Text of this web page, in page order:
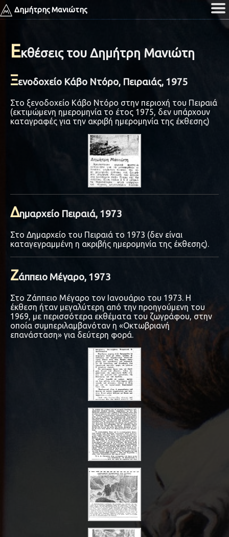
Δημήτρης Μανιώτης
Εκθέσεις του Δημήτρη Μανιώτη
Ξενοδοχείο Κάβο Ντόρο, Πειραιάς, 1975
Στο ξενοδοχείο Κάβο Ντόρο στην περιοχή του Πειραιά
(εκτιμώμενη ημερομηνία το έτος 1975, δεν υπάρχουν
καταγραφές για την ακριβή ημερομηνία της έκθεσης)
Δημαρχείο Πειραιά, 1973
Στο Δημαρχείο του Πειραιά το 1973 (δεν είναι
καταγεγραμμένη η ακριβής ημερομηνία της έκθεσης).
Ζάππειο Μέγαρο, 1973
Στο Ζάππειο Μέγαρο τον Ιανουάριο του 1973. Η
έκθεση ήταν μεγαλύτερη από την προηγούμενη του
1969, με περισσότερα εκθέματα του ζωγράφου, στην
οποία συμπεριλαμβανόταν η «Οκτωβριανή
επανάσταση» για δεύτερη φορά.